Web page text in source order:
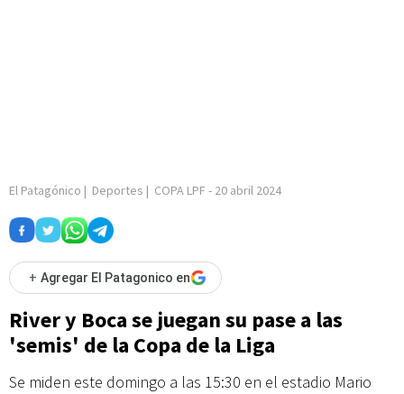
El Patagónico | Deportes | COPA LPF - 20 abril 2024
+ Agregar El Patagonico en
River y Boca se juegan su pase a las
'semis' de la Copa de la Liga
Se miden este domingo a las 15:30 en el estadio Mario